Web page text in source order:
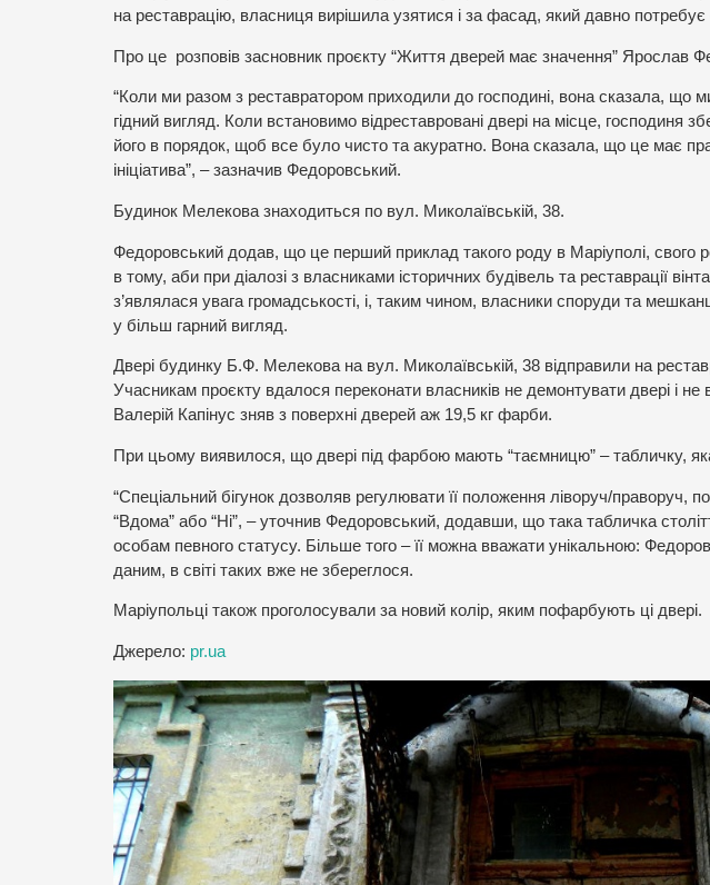
на реставрацію, власниця вирішила узятися і за фасад, який давно
Про це розповів засновник проєкту “Життя дверей має значення” Ярослав
“Коли ми разом з реставратором приходили до господині, вона сказала, що
гідний вигляд. Коли встановимо відреставровані двері на місце, господиня
його в порядок, щоб все було чисто та акуратно. Вона сказала, що це має
ініціатива”, – зазначив Федоровський.
Будинок Мелекова знаходиться по вул. Миколаївській, 38.
Федоровський додав, що це перший приклад такого роду в Маріуполі, свого
в тому, аби при діалозі з власниками історичних будівель та реставрації
з’являлася увага громадськості, і, таким чином, власники споруди та
у більш гарний вигляд.
Двері будинку Б.Ф. Мелекова на вул. Миколаївській, 38 відправили на
Учасникам проєкту вдалося переконати власників не демонтувати двері і
Валерій Капінус зняв з поверхні дверей аж 19,5 кг фарби.
При цьому виявилося, що двері під фарбою мають “таємницю” – табличку,
“Спеціальний бігунок дозволяв регулювати її положення ліворуч/праворуч,
“Вдома” або “Ні”, – уточнив Федоровський, додавши, що така табличка
особам певного статусу. Більше того – її можна вважати унікальною:
даним, в світі таких вже не збереглося.
Маріупольці також проголосували за новий колір, яким пофарбують ці двері.
Джерело: pr.ua